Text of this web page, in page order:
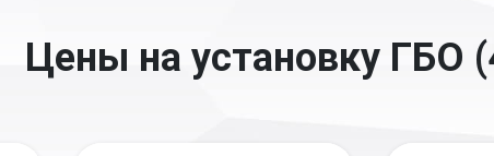
Цены на установку ГБО